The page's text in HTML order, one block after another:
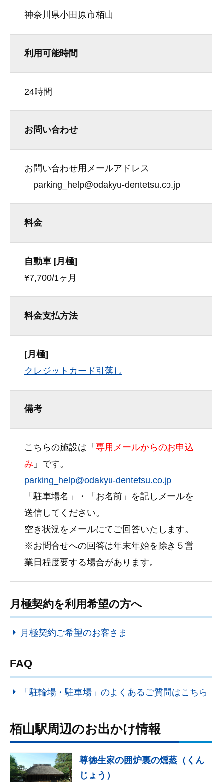
神奈川県小田原市栢山
利用可能時間
24時間
お問い合わせ
お問い合わせ用メールアドレス
parking_help@odakyu-dentetsu.co.jp
料金
自動車 [月極]
¥7,700/1ヶ月
料金支払方法
[月極]
クレジットカード引落し
備考
こちらの施設は「 専用メールからのお申込
み 」です。
parking_help@odakyu-dentetsu.co.jp
「駐車場名」・「お名前」を記しメールを
送信してください。
空き状況をメールにてご回答いたします。
※お問合せへの回答は年末年始を除き５営
業日程度要する場合があります。
月極契約を利用希望の方へ
月極契約ご希望のお客さま
FAQ
「駐輪場・駐車場」のよくあるご質問はこちら
栢山駅周辺のお出かけ情報
尊徳生家の囲炉裏の燻蒸（くん
じょう）